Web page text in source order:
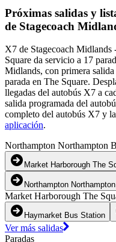
Próximas salidas y
de Stagecoach
X7 de Stagecoach
Square da servicio a 17
Midlands, con primera
parada en The Square.
llegadas del autobús X7 a
salida programada del
completo del autobús X7 y
aplicación.
Northampton Northampton
Market Harborough The
Northampton
Market Harborough The
Haymarket Bus Station
Ver más salidas
Paradas